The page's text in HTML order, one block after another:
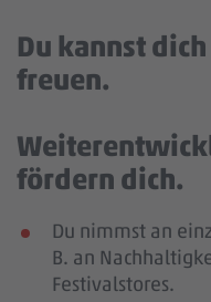
Du kannst
freuen.
fördern dich.
Du nimmst an
B. an
Festivalstores.